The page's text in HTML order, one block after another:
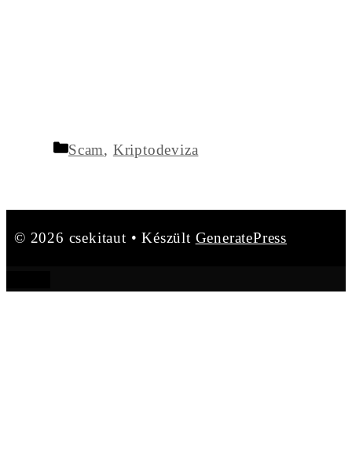
Kategória
Scam, Kriptodeviza
© 2026 csekitaut • Készült GeneratePress
BEZÁR